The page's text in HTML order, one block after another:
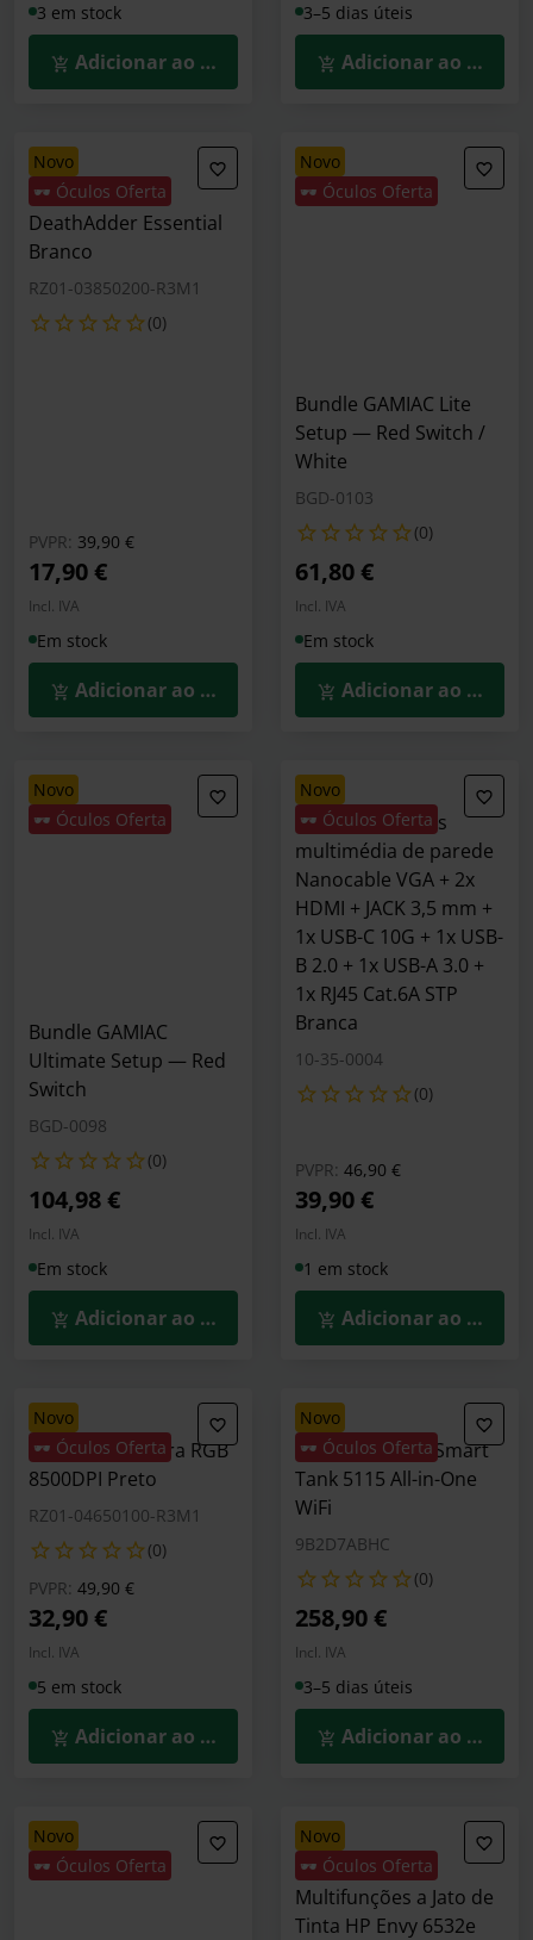
3 em stock
Adicionar ao Carrinho
3–5 dias úteis
Adicionar ao
novo
🕶️ Óculos Oferta
Rato Razer
DeathAdder Essential
Branco
RZ01-03850200-R3M1
(0)
PVPR: Preço reduzido de
39,90 €para
17,90 €
Incl. IVA
Em stock
Adicionar ao Carrinho
novo
🕶️ Óculos Oferta
Bundle GAMIAC Lite
Setup — Red Switch /
White
BGD-0103
(0)
61,80 €
Incl. IVA
Em stock
Adicionar ao
novo
🕶️ Óculos Oferta
Bundle GAMIAC
Ultimate Setup — Red
Switch
BGD-0098
(0)
104,98 €
Incl. IVA
Em stock
Adicionar ao Carrinho
novo
🕶️ Óculos Oferta
Caixa de ligações
multimédia de parede
Nanocable VGA + 2x
HDMI + JACK 3,5 mm +
1x USB-C 10G + 1x USB-
B 2.0 + 1x USB-A 3.0 +
1x RJ45 Cat.6A STP
Branca
10-35-0004
(0)
PVPR: Preço reduzido de
46,90 €para
39,90 €
Incl. IVA
1 em stock
Adicionar ao
novo
🕶️ Óculos Oferta
Rato Razer Cobra RGB
8500DPI Preto
RZ01-04650100-R3M1
(0)
PVPR: Preço reduzido de
49,90 €para
32,90 €
Incl. IVA
5 em stock
Adicionar ao Carrinho
novo
🕶️ Óculos Oferta
Impressora HP Smart
Tank 5115 All-in-One
WiFi
9B2D7ABHC
(0)
258,90 €
Incl. IVA
3–5 dias úteis
Adicionar ao
novo
🕶️ Óculos Oferta
novo
🕶️ Óculos Oferta
Impressora
Multifunções a Jato de
Tinta HP Envy 6532e